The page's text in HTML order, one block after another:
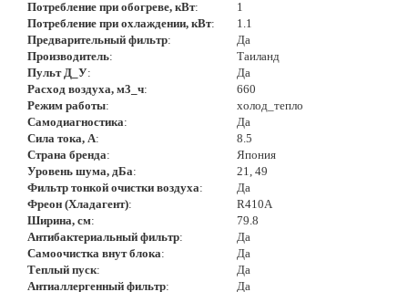
Потребление при обогреве, кВт:
1
Потребление при охлаждении, кВт:
1.1
Предварительный фильтр:
Да
Производитель:
Таиланд
Пульт Д_У:
Да
Расход воздуха, м3_ч:
660
Режим работы:
холод_тепло
Самодиагностика:
Да
Сила тока, А:
8.5
Страна бренда:
Япония
Уровень шума, дБа:
21, 49
Фильтр тонкой очистки воздуха:
Да
Фреон (Хладагент):
R410A
Ширина, см:
79.8
Антибактериальный фильтр:
Да
Самоочистка внут блока:
Да
Теплый пуск:
Да
Антиаллергенный фильтр:
Да